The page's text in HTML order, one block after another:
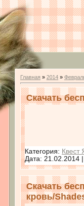
Главная » 2014 »
Скачать
Категория: Квест
Дата: 21.02.2014
Скачать
кровь/